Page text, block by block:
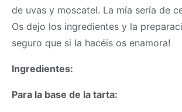
de uvas y moscatel. La mía sería de
Os dejo los ingredientes y la
seguro que si la hacéis os enamora!
Ingredientes:
Para la base de la tarta: